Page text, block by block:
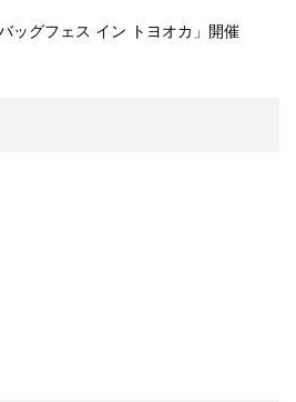
ッグフェス イン トヨオカ」開催